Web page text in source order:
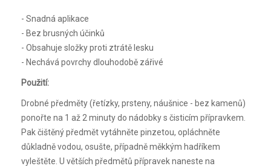
- Snadná aplikace
- Bez brusných účinků
- Obsahuje složky proti ztrátě lesku
- Nechává povrchy dlouhodobě zářivé
Použití:
Drobné předměty (řetízky, prsteny, náušnice - bez kamenů)
ponořte na 1 až 2 minuty do nádobky s čisticím přípravkem.
Pak čištěný předmět vytáhněte pinzetou, opláchněte
důkladně vodou, osušte, případně měkkým hadříkem
vyleštěte. U větších předmětů přípravek naneste na